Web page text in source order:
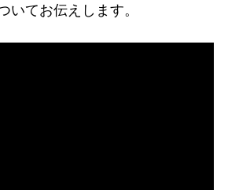
いてお伝えします。